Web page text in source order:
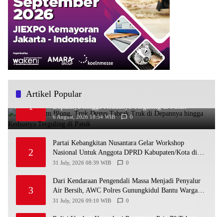
Artikel Popular
1
Diduga Rem Blong, Truk Dump Tabrak Truk di
Depannya hingga Keduanya Terguling di Patuk
6 August, 2026 18:54 WIB 0
2
Partai Kebangkitan Nusantara Gelar Workshop
Nasional Untuk Anggota DPRD Kabupaten/Kota di
Yogyakarta
31 July, 2026 08:39 WIB 0
3
Dari Kendaraan Pengendali Massa Menjadi Penyalur
Air Bersih, AWC Polres Gunungkidul Bantu Warga
Kekeringan
31 July, 2026 09:10 WIB 0